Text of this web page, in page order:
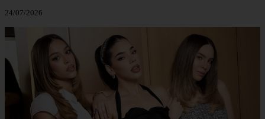
24/07/2026